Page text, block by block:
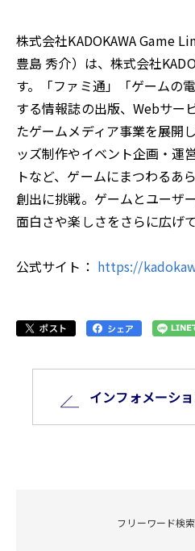
株式会社KADOKAWA Game
豊島 秀介）は、株式会社
す。「ファミ通」「ゲームの
する情報誌の出版、Webサー
たゲームメディア事業を展開
ッズ制作やイベント企画・運
トなど、ゲームにまつわるあ
創出に挑戦。ゲームとユーザ
面白さや楽しさをさらに広げ
公式サイト： https://
インフォメーシ
フリーワード検